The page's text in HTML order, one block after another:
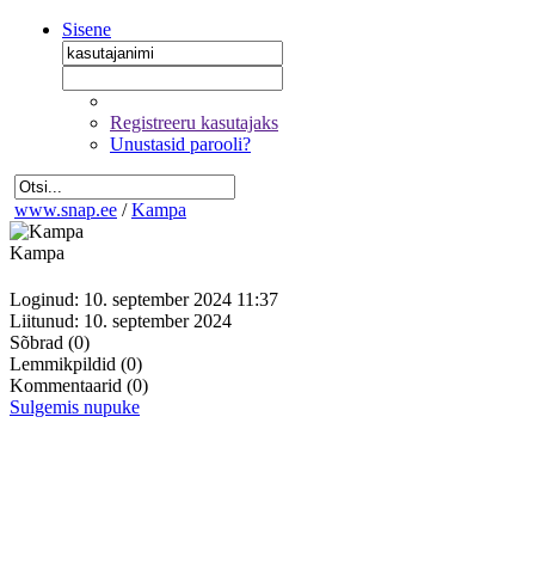
Sisene
Registreeru kasutajaks
Unustasid parooli?
www.snap.ee / Kampa
Kampa
Loginud: 10. september 2024 11:37
Liitunud: 10. september 2024
Sõbrad (0)
Lemmikpildid (0)
Kommentaarid (0)
Sulgemis nupuke